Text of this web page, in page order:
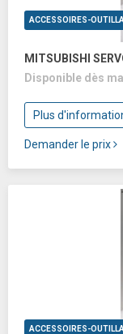
MITSUBISHI
Disponible dès
Plus
Demander le prix